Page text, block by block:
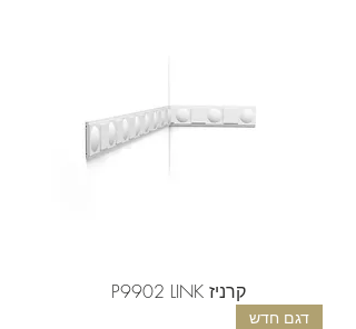
קרניז P9902 LINK
דגם חדש